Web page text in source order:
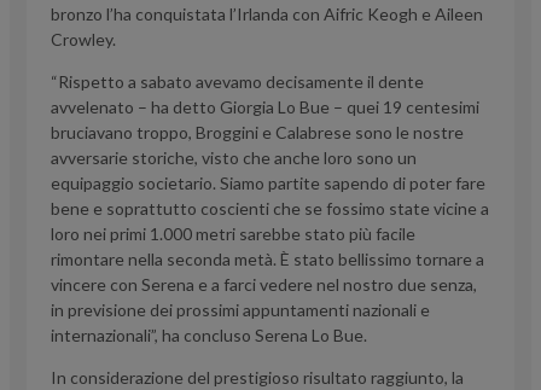
bronzo l’ha conquistata l’Irlanda con Aifric Keogh e Aileen
Crowley.
“Rispetto a sabato avevamo decisamente il dente
avvelenato – ha detto Giorgia Lo Bue – quei 19 centesimi
bruciavano troppo, Broggini e Calabrese sono le nostre
avversarie storiche, visto che anche loro sono un
equipaggio societario. Siamo partite sapendo di poter fare
bene e soprattutto coscienti che se fossimo state vicine a
loro nei primi 1.000 metri sarebbe stato più facile
rimontare nella seconda metà. È stato bellissimo tornare a
vincere con Serena e a farci vedere nel nostro due senza,
in previsione dei prossimi appuntamenti nazionali e
internazionali”, ha concluso Serena Lo Bue.
In considerazione del prestigioso risultato raggiunto, la